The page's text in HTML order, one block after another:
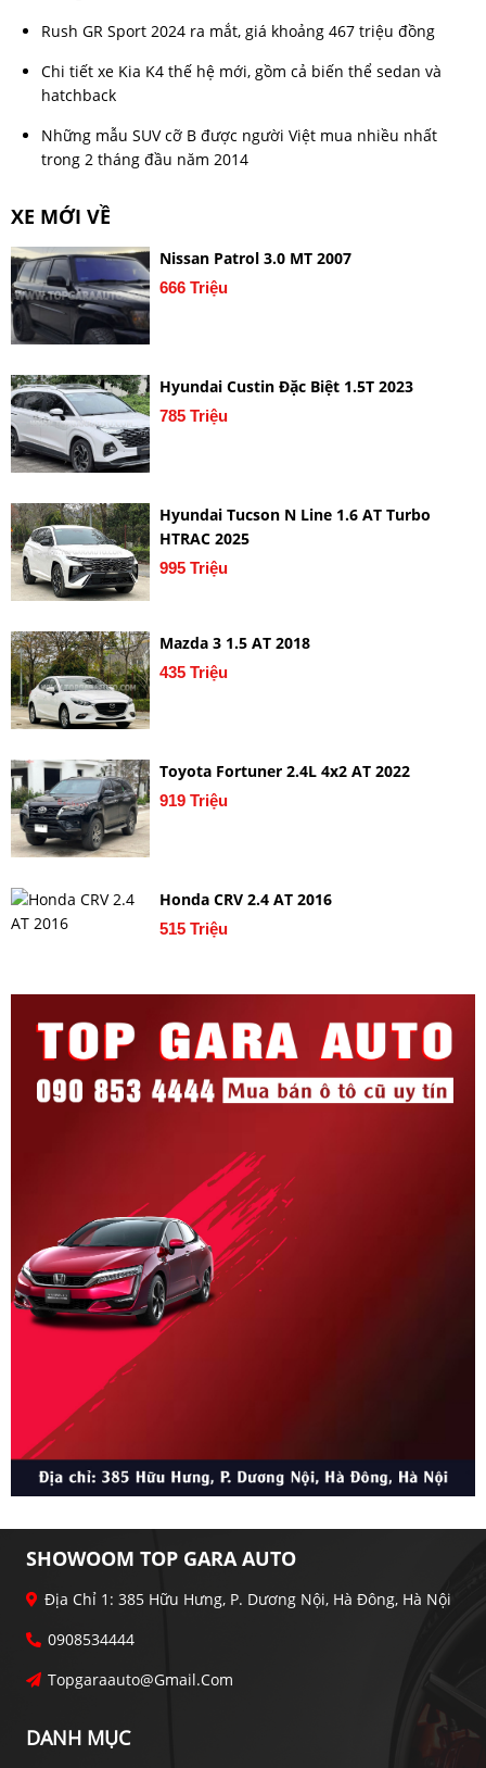
Rush GR Sport 2024 ra mắt, giá khoảng 467 triệu đồng
Chi tiết xe Kia K4 thế hệ mới, gồm cả biến thể sedan và
hatchback
Những mẫu SUV cỡ B được người Việt mua nhiều nhất
trong 2 tháng đầu năm 2014
XE MỚI VỀ
Nissan Patrol 3.0 MT 2007
666 Triệu
Hyundai Custin Đặc Biệt 1.5T 2023
785 Triệu
Hyundai Tucson N Line 1.6 AT Turbo
HTRAC 2025
995 Triệu
Mazda 3 1.5 AT 2018
435 Triệu
Toyota Fortuner 2.4L 4x2 AT 2022
919 Triệu
Honda CRV 2.4 AT 2016
515 Triệu
SHOWOOM TOP GARA AUTO
Địa Chỉ 1: 385 Hữu Hưng, P. Dương Nội, Hà Đông, Hà Nội
0908534444
Topgaraauto@gmail.com
DANH MỤC